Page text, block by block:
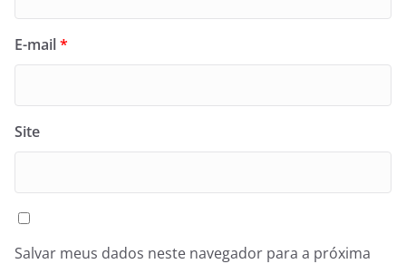
E-mail*
Site
Salvar meus dados neste navegador para a próxima